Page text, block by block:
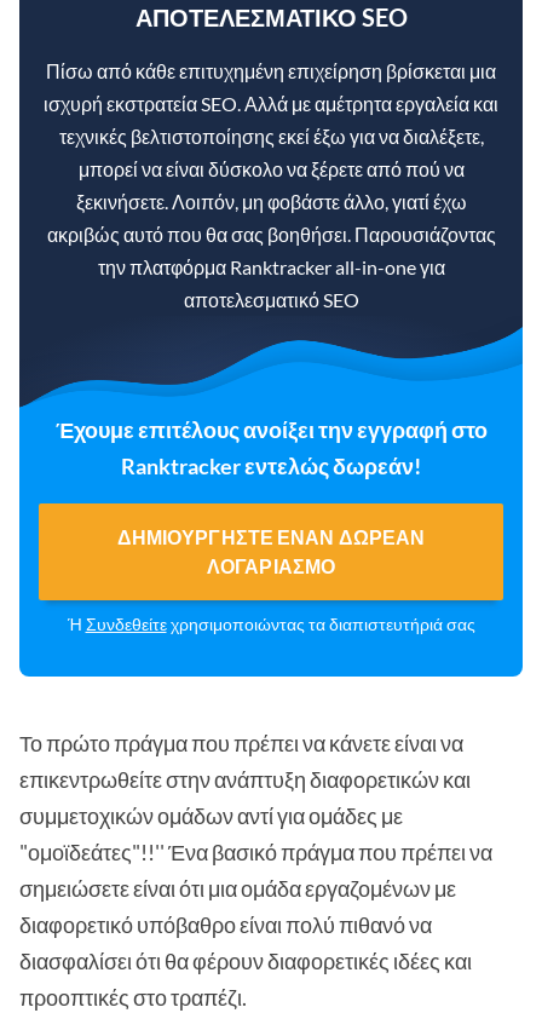
ΑΠΟΤΕΛΕΣΜΑΤΙΚΌ SEO
Πίσω από κάθε επιτυχημένη επιχείρηση βρίσκεται μια
ισχυρή εκστρατεία SEO. Αλλά με αμέτρητα εργαλεία και
τεχνικές βελτιστοποίησης εκεί έξω για να διαλέξετε,
μπορεί να είναι δύσκολο να ξέρετε από πού να
ξεκινήσετε. Λοιπόν, μη φοβάστε άλλο, γιατί έχω
ακριβώς αυτό που θα σας βοηθήσει. Παρουσιάζοντας
την πλατφόρμα Ranktracker all-in-one για
αποτελεσματικό SEO
Έχουμε επιτέλους ανοίξει την εγγραφή στο
Ranktracker εντελώς δωρεάν!
ΔΗΜΙΟΥΡΓΉΣΤΕ ΈΝΑΝ ΔΩΡΕΆΝ
ΛΟΓΑΡΙΑΣΜΌ
Ή Συνδεθείτεχρησιμοποιώντας τα διαπιστευτήριά σας
Το πρώτο πράγμα που πρέπει να κάνετε είναι να
επικεντρωθείτε στην ανάπτυξη διαφορετικών και
συμμετοχικών ομάδων αντί για ομάδες με
"ομοϊδεάτες"!!'' Ένα βασικό πράγμα που πρέπει να
σημειώσετε είναι ότι μια ομάδα εργαζομένων με
διαφορετικό υπόβαθρο είναι πολύ πιθανό να
διασφαλίσει ότι θα φέρουν διαφορετικές ιδέες και
προοπτικές στο τραπέζι.